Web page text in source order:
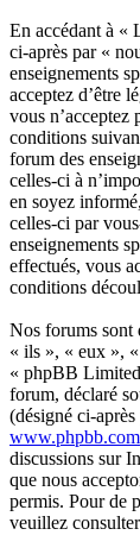
En accédant à «
ci-après par «
enseignements
acceptez d’être
vous n’acceptez
conditions
forum des
celles-ci à
en soyez
celles-ci par
enseignements
effectués, vous
conditions
Nos forums sont
« ils », « eux »,
« phpBB
forum, déclaré
(désigné ci-
www.phpbb.com
discussions sur
que nous
permis. Pour de
veuillez